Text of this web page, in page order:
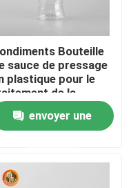
Bouteille
sauce de pressage
plastique pour le
de la
d'estampage
envoyer une